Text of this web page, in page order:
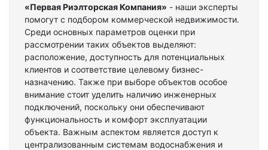
«Первая Риэлторская Компания» - наши эксперты
помогут с подбором коммерческой недвижимости.
Среди основных параметров оценки при
рассмотрении таких объектов выделяют:
расположение, доступность для потенциальных
клиентов и соответствие целевому бизнес-
назначению. Также при выборе объектов особое
внимание стоит уделить наличию инженерных
подключений, поскольку они обеспечивают
функциональность и комфорт эксплуатации
объекта. Важным аспектом является доступ к
централизованным системам водоснабжения и